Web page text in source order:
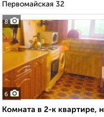
8
Первомайская 32
6
Комната в 2-к квартире,